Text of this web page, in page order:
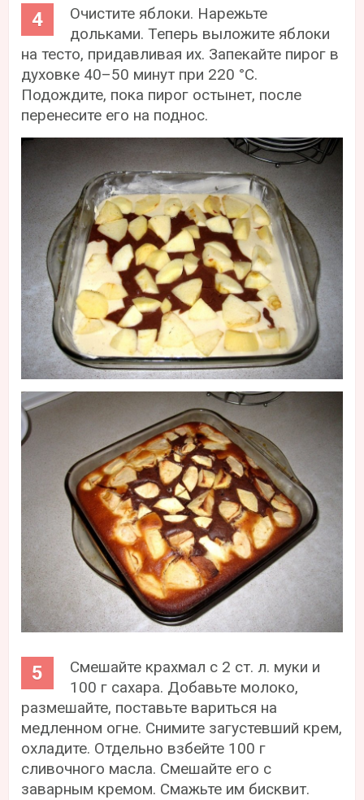
Очистите яблоки. Нарежьте
дольками. Теперь выложите яблоки
на тесто, придавливая их. Запекайте пирог в
духовке 40–50 минут при 220 °С.
Подождите, пока пирог остынет, после
перенесите его на поднос.
Смешайте крахмал с 2 ст. л. муки и
100 г сахара. Добавьте молоко,
размешайте, поставьте вариться на
медленном огне. Снимите загустевший крем,
охладите. Отдельно взбейте 100 г
сливочного масла. Смешайте его с
заварным кремом. Смажьте им бисквит.